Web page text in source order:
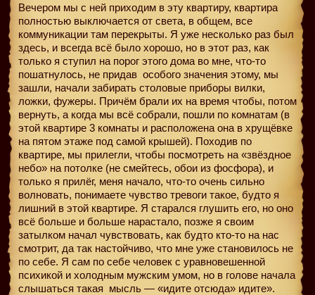
Вечером мы с ней приходим в эту квартиру, квартира
полностью выключается от света, в общем, все
коммуникации там перекрыты. Я уже несколько раз был
здесь, и всегда всё было хорошо, но в этот раз, как
только я ступил на порог этого дома во мне, что-то
пошатнулось, не придав особого значения этому, мы
зашли, начали забирать столовые приборы вилки,
ложки, фужеры. Причём брали их на время чтобы, потом
вернуть, а когда мы всё собрали, пошли по комнатам (в
этой квартире 3 комнаты и расположена она в хрущёвке
на пятом этаже под самой крышей). Походив по
квартире, мы прилегли, чтобы посмотреть на «звёздное
небо» на потолке (не смейтесь, обои из фосфора), и
только я прилёг, меня начало, что-то очень сильно
волновать, понимаете чувство тревоги такое, будто я
лишний в этой квартире. Я старался глушить его, но оно
всё больше и больше нарастало, позже я своим
затылком начал чувствовать, как будто кто-то на нас
смотрит, да так настойчиво, что мне уже становилось не
по себе. Я сам по себе человек с уравновешенной
психикой и холодным мужским умом, но в голове начала
слышаться такая мысль — «идите отсюда» идите».